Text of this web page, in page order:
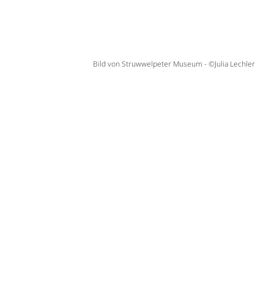
Bild von Struwwelpeter Museum - ©Julia Lechler